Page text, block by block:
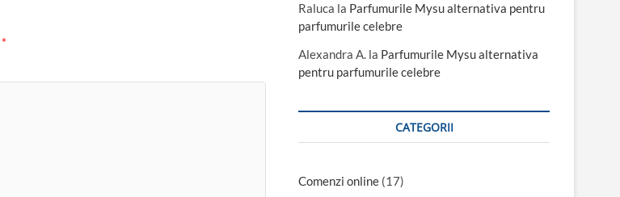
*
Raluca la Parfumurile Mysu alternativa pentru
parfumurile celebre
Alexandra A. la Parfumurile Mysu alternativa
pentru parfumurile celebre
CATEGORII
Comenzi online (17)